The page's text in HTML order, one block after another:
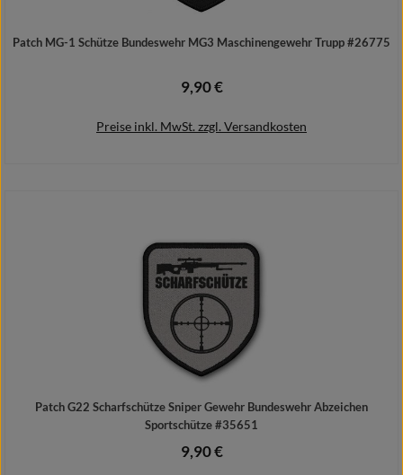
Patch MG-1 Schütze Bundeswehr MG3 Maschinengewehr Trupp #26775
Regulärer Preis:
9,90 €
Preise inkl. MwSt. zzgl. Versandkosten
Patch G22 Scharfschütze Sniper Gewehr Bundeswehr Abzeichen
Sportschütze #35651
Regulärer Preis:
9,90 €